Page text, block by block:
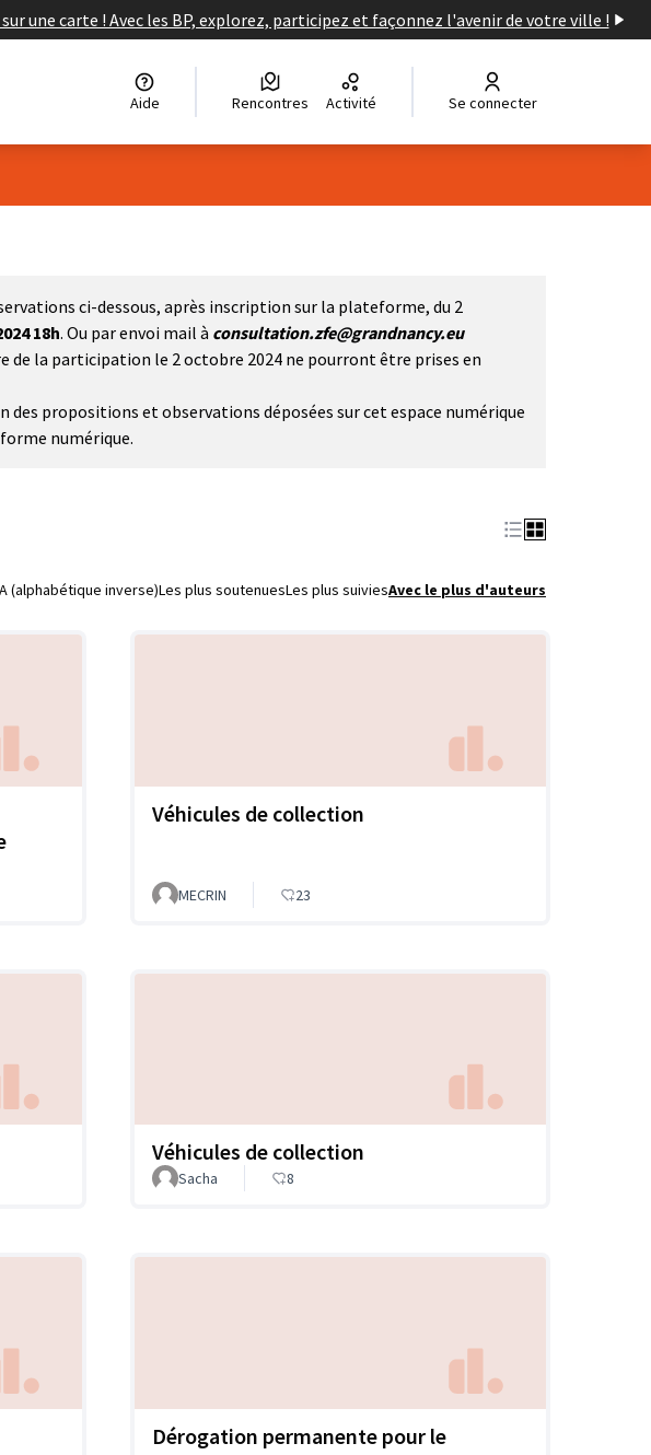
une carte ! Avec les BP, explorez, participez et façonnez l'avenir de votre ville !
Aide Rencontres Activité Se connecter
ci-dessous, après inscription sur la plateforme, du 2
18h. Ou par envoi mail à consultation.zfe@grandnancy.eu
de la participation le 2 octobre 2024 ne pourront être prises en
propositions et observations déposées sur cet espace numérique
numérique.
(alphabétique inverse)Les plus soutenuesLes plus suiviesAvec le plus d'auteurs
Véhicules de collection
MECRIN 23
Véhicules de collection
Sacha 8
Dérogation permanente pour le